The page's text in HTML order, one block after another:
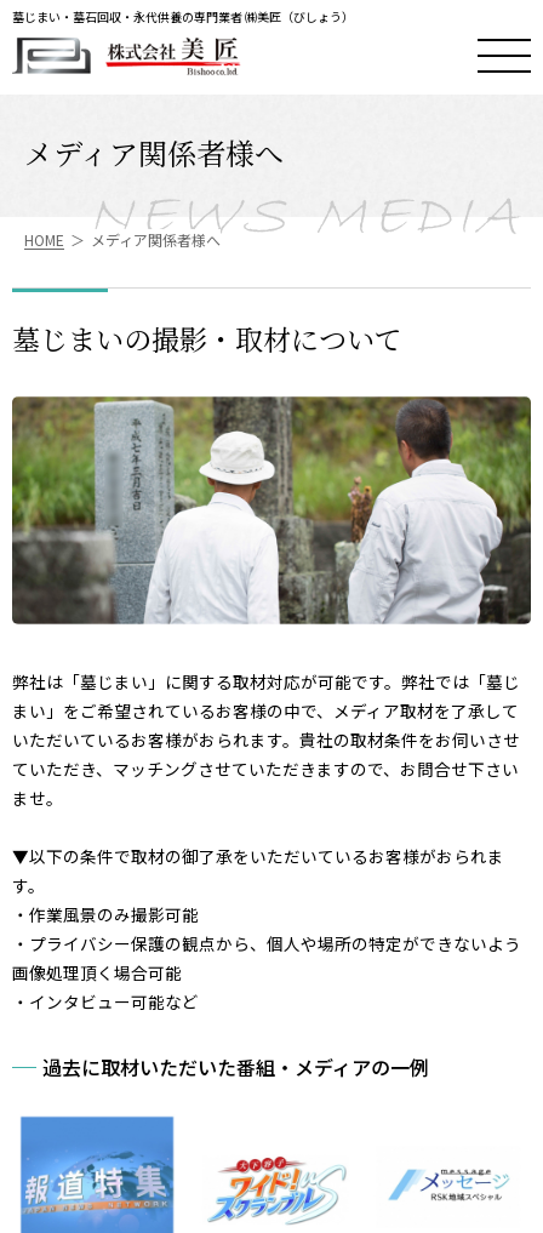
墓じまい・墓石回収・永代供養の専門業者 ㈱美匠（びしょう）
メディア関係者様へ
NEWS M EDIA
HOME メディア関係者様へ
墓じまいの撮影・取材について
弊社は「墓じまい」に関する取材対応が可能です。弊社では「墓じ
まい」をご希望されているお客様の中で、メディア取材を了承して
いただいているお客様がおられます。貴社の取材条件をお伺いさせ
ていただき、マッチングさせていただきますので、お問合せ下さい
ませ。
▼以下の条件で取材の御了承をいただいているお客様がおられま
す。
・作業風景のみ撮影可能
・プライバシー保護の観点から、個人や場所の特定ができないよう
画像処理頂く場合可能
・インタビュー可能など
過去に取材いただいた番組・メディアの一例